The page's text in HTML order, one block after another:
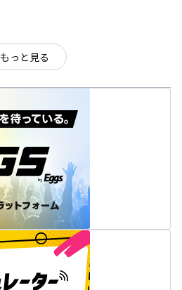
もっと見る